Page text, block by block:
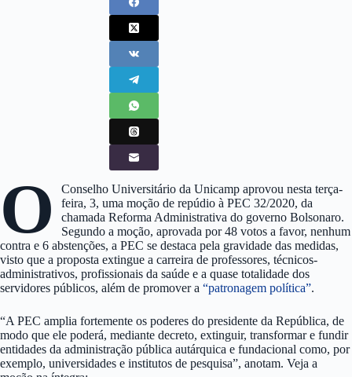
O
Conselho Universitário da Unicamp aprovou nesta terça-
feira, 3, uma moção de repúdio à PEC 32/2020, da
chamada Reforma Administrativa do governo Bolsonaro.
Segundo a moção, aprovada por 48 votos a favor, nenhum
contra e 6 abstenções, a PEC se destaca pela gravidade das medidas,
visto que a proposta extingue a carreira de professores, técnicos-
administrativos, profissionais da saúde e a quase totalidade dos
servidores públicos, além de promover a “patronagem política”.
“A PEC amplia fortemente os poderes do presidente da República, de
modo que ele poderá, mediante decreto, extinguir, transformar e fundir
entidades da administração pública autárquica e fundacional como, por
exemplo, universidades e institutos de pesquisa”, anotam. Veja a